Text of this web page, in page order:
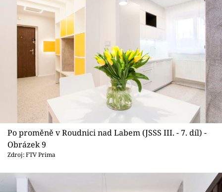
Po proměně v Roudnici nad Labem (JSSS III. - 7. díl) -
Obrázek 9
Zdroj: FTV Prima